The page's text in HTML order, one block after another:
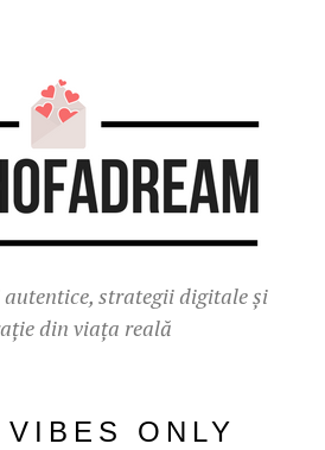
autentice, strategii digitale și
din viața reală
VIBES ONLY